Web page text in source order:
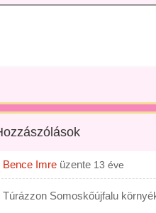
Bence Imre üzente 13 éve
Túrázzon Somoskőújfalu